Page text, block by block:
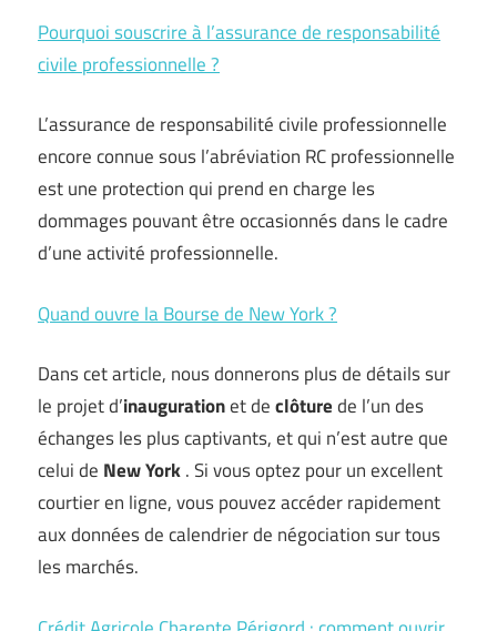
Pourquoi souscrire à l’assurance de responsabilité
civile professionnelle ?
L’assurance de responsabilité civile professionnelle
encore connue sous l’abréviation RC professionnelle
est une protection qui prend en charge les
dommages pouvant être occasionnés dans le cadre
d’une activité professionnelle.
Quand ouvre la Bourse de New York ?
Dans cet article, nous donnerons plus de détails sur
le projet d’inaugurationet declôturede l’un des
échanges les plus captivants, et qui n’est autre que
celui de New York. Si vous optez pour un excellent
courtier en ligne, vous pouvez accéder rapidement
aux données de calendrier de négociation sur tous
les marchés.